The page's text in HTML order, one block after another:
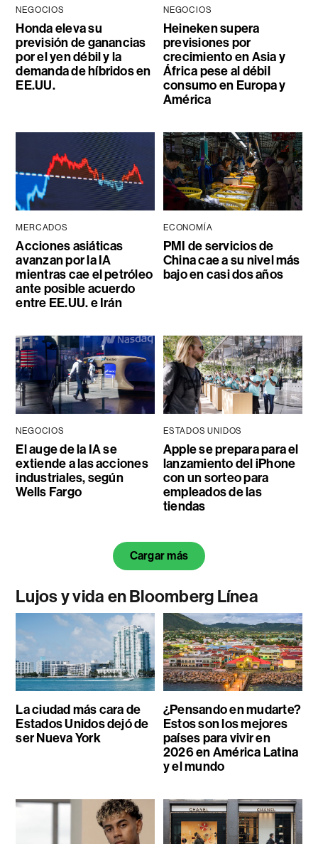
NEGOCIOS
Honda eleva su
previsión de ganancias
por el yen débil y la
demanda de híbridos en
EE.UU.
NEGOCIOS
Heineken supera
previsiones por
crecimiento en Asia y
África pese al débil
consumo en Europa y
América
MERCADOS
Acciones asiáticas
avanzan por la IA
mientras cae el petróleo
ante posible acuerdo
entre EE.UU. e Irán
ECONOMÍA
PMI de servicios de
China cae a su nivel más
bajo en casi dos años
NEGOCIOS
El auge de la IA se
extiende a las acciones
industriales, según
Wells Fargo
ESTADOS UNIDOS
Apple se prepara para el
lanzamiento del iPhone
con un sorteo para
empleados de las
tiendas
Cargar más
Lujos y vida en Bloomberg Línea
La ciudad más cara de
Estados Unidos dejó de
ser Nueva York
¿Pensando en mudarte?
Estos son los mejores
países para vivir en
2026 en América Latina
y el mundo